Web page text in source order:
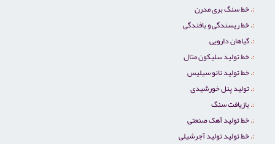
خط سنگ بری مدرن
خط ریسندگی و بافندگی
گیاهان دارویی
خط تولید سلیکون متال
خط تولید نانو سیلیس
تولید پنل خورشیدی
بازیافت سنگ
خط تولید آهک صنعتی
خط تولید تولید آجرشیلی